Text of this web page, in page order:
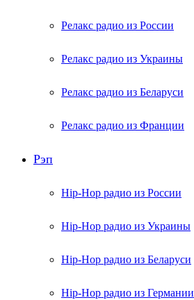
Релакс радио из России
Релакс радио из Украины
Релакс радио из Беларуси
Релакс радио из Франции
Рэп
Hip-Hop радио из России
Hip-Hop радио из Украины
Hip-Hop радио из Беларуси
Hip-Hop радио из Германии